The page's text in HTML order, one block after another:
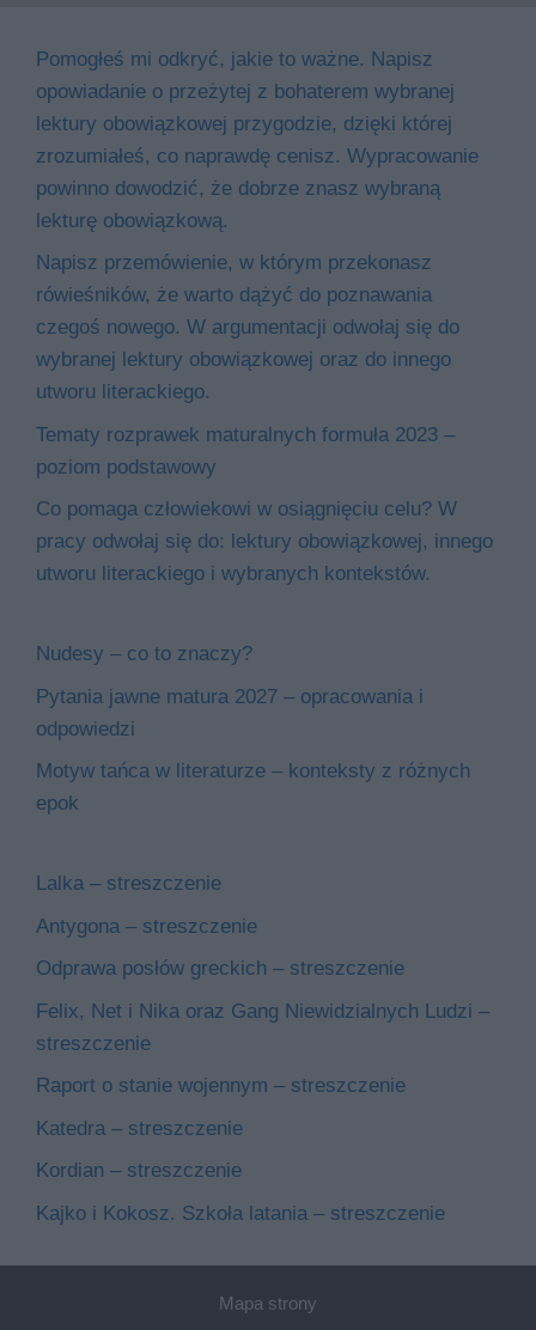
Pomogłeś mi odkryć, jakie to ważne. Napisz
opowiadanie o przeżytej z bohaterem wybranej
lektury obowiązkowej przygodzie, dzięki której
zrozumiałeś, co naprawdę cenisz. Wypracowanie
powinno dowodzić, że dobrze znasz wybraną
lekturę obowiązkową.
Napisz przemówienie, w którym przekonasz
rówieśników, że warto dążyć do poznawania
czegoś nowego. W argumentacji odwołaj się do
wybranej lektury obowiązkowej oraz do innego
utworu literackiego.
Tematy rozprawek maturalnych formuła 2023 –
poziom podstawowy
Co pomaga człowiekowi w osiągnięciu celu? W
pracy odwołaj się do: lektury obowiązkowej, innego
utworu literackiego i wybranych kontekstów.
Nudesy – co to znaczy?
Pytania jawne matura 2027 – opracowania i
odpowiedzi
Motyw tańca w literaturze – konteksty z różnych
epok
Lalka – streszczenie
Antygona – streszczenie
Odprawa posłów greckich – streszczenie
Felix, Net i Nika oraz Gang Niewidzialnych Ludzi –
streszczenie
Raport o stanie wojennym – streszczenie
Katedra – streszczenie
Kordian – streszczenie
Kajko i Kokosz. Szkoła latania – streszczenie
Mapa strony